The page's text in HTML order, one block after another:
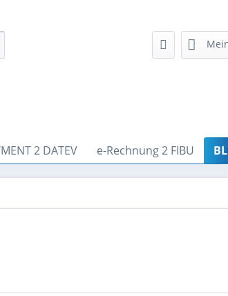
2 DATEV e-Rechnung 2 FIBU